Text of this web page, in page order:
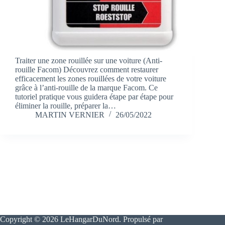
Traiter une zone rouillée sur une voiture (Anti-
rouille Facom) Découvrez comment restaurer
efficacement les zones rouillées de votre voiture
grâce à l’anti-rouille de la marque Facom. Ce
tutoriel pratique vous guidera étape par étape pour
éliminer la rouille, préparer la…
MARTIN VERNIER
26/05/2022
Copyright © 2026 LeHangarDuNord. Propulsé par